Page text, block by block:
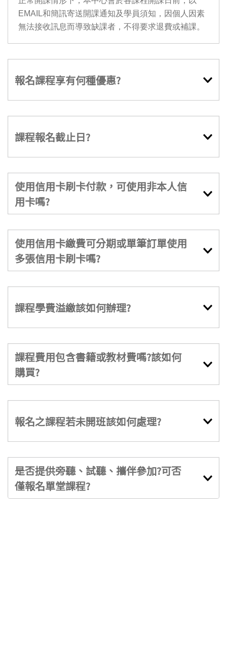
EMAIL和簡訊寄送開課通知及學員須知，因個人因素
無法接收訊息而導致缺課者，不得要求退費或補課。
報名課程享有何種優惠?
課程報名截止日?
使用信用卡刷卡付款，可使用非本人信
用卡嗎?
使用信用卡繳費可分期或單筆訂單使用
多張信用卡刷卡嗎?
課程學費溢繳該如何辦理?
課程費用包含書籍或教材費嗎?該如何
購買?
報名之課程若未開班該如何處理?
是否提供旁聽、試聽、攜伴參加?可否
僅報名單堂課程?